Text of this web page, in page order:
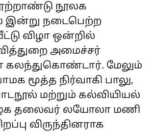
நூலக
இன்று நடைபெற்ற
விழா ஒன்றில்
அமைச்சர்
மேலும்
மூத்த நிர்வாகி பாலு,
மற்றும் கல்வியியல்
தலைவர் லயோலா மணி
விருந்தினராக